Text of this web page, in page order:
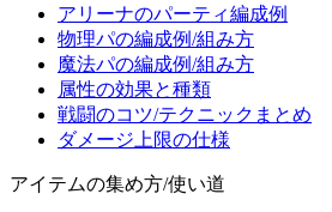
アリーナのパーティ編成例
物理パの編成例/組み方
魔法パの編成例/組み方
属性の効果と種類
戦闘のコツ/テクニックまとめ
ダメージ上限の仕様
アイテムの集め方/使い道